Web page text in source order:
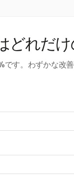
どれだ
す。わずかな改